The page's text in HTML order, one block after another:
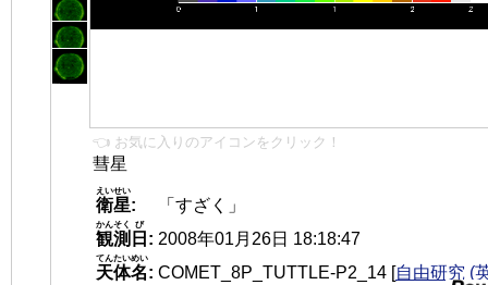
👈 お気に入りのアイコンをクリック！
彗星
衛星
えいせい
:
「すざく」
観測
かんそく
日
び
: 2008年01月26日 18:18:47
天体名
てんたいめい
: COMET_8P_TUTTLE-P2_14 [自由研究 (